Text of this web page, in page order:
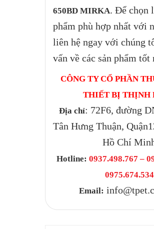
650BD MIRKA. Để chọn
phẩm phù hợp nhất với
liên hệ ngay với chúng
vấn về các sản phẩm tốt
CÔNG TY CỔ PHẦN
THIẾT BỊ THỊNH
Địa chỉ: 72F6, đường
Tân Hưng Thuận,
Hồ Chí
Hotline: 0937.498.767 –
0975.674.534
Email: